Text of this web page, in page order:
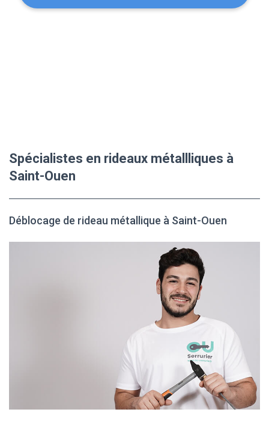
Spécialistes en rideaux métallliques à
Saint-Ouen
Déblocage de rideau métallique à Saint-Ouen